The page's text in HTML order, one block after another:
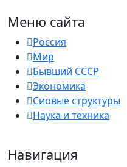
Меню сайта
Россия
Мир
Бывший СССР
Экономика
Сиовые структуры
Наука и техника
Навигация